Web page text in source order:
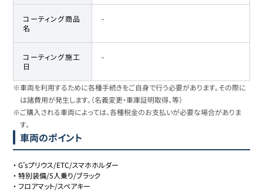
コーティング商品
名
-
コーティング施工
日
-
※車両を利用するために各種手続きをご自身で行う必要があります。その際に
は諸費用が発生します。（名義変更・車庫証明取得、等）
※ご購入される車両によっては、各種税金のお支払いが必要な場合がありま
す。
車両のポイント
・G’sプリウス/ETC/スマホホルダー
・特別装備/5人乗り/ブラック
・フロアマット/スペアキー